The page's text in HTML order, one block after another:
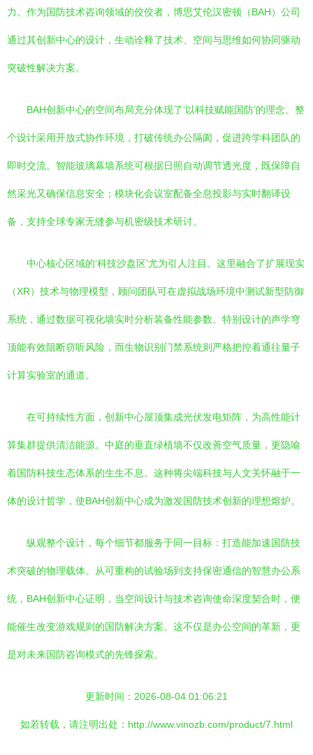
力。作为国防技术咨询领域的佼佼者，博思艾伦汉密顿（BAH）公司
通过其创新中心的设计，生动诠释了技术、空间与思维如何协同驱动
突破性解决方案。
BAH创新中心的空间布局充分体现了‘以科技赋能国防’的理念。整
个设计采用开放式协作环境，打破传统办公隔阂，促进跨学科团队的
即时交流。智能玻璃幕墙系统可根据日照自动调节透光度，既保障自
然采光又确保信息安全；模块化会议室配备全息投影与实时翻译设
备，支持全球专家无缝参与机密级技术研讨。
中心核心区域的‘科技沙盘区’尤为引人注目。这里融合了扩展现实
（XR）技术与物理模型，顾问团队可在虚拟战场环境中测试新型防御
系统，通过数据可视化墙实时分析装备性能参数。特别设计的声学穹
顶能有效阻断窃听风险，而生物识别门禁系统则严格把控着通往量子
计算实验室的通道。
在可持续性方面，创新中心屋顶集成光伏发电矩阵，为高性能计
算集群提供清洁能源。中庭的垂直绿植墙不仅改善空气质量，更隐喻
着国防科技生态体系的生生不息。这种将尖端科技与人文关怀融于一
体的设计哲学，使BAH创新中心成为激发国防技术创新的理想熔炉。
纵观整个设计，每个细节都服务于同一目标：打造能加速国防技
术突破的物理载体。从可重构的试验场到支持保密通信的智慧办公系
统，BAH创新中心证明，当空间设计与技术咨询使命深度契合时，便
能催生改变游戏规则的国防解决方案。这不仅是办公空间的革新，更
是对未来国防咨询模式的先锋探索。
更新时间：2026-08-04 01:06:21
如若转载，请注明出处：http://www.vinozb.com/product/7.html